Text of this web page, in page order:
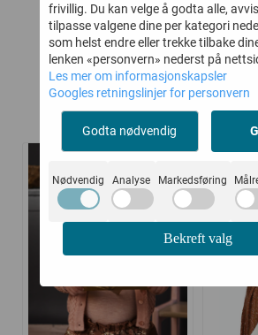
Kjøp
Kunder kjøpte
-45%
frivillig. Du kan velge å godta alle,
tilpasse valgene dine per kategori
som helst endre eller trekke tilbake
lenken «personvern» nederst på
Les mer om informasjonskapsler
Googles retningslinjer for personvern
Godta nødvendig
Nødvendig Analyse Markedsføring
Bekreft valg